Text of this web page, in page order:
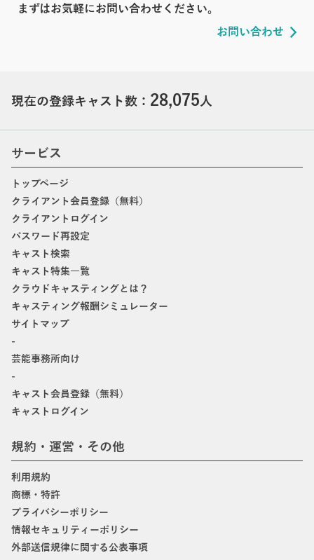
まずはお気軽にお問い合わせください。
お問い合わせ
現在の登録キャスト数： 28,075人
サービス
トップページ
クライアント会員登録（無料）
クライアントログイン
パスワード再設定
キャスト検索
キャスト特集一覧
クラウドキャスティングとは？
キャスティング報酬シミュレーター
サイトマップ
-
芸能事務所向け
-
キャスト会員登録（無料）
キャストログイン
規約・運営・その他
利用規約
商標・特許
プライバシーポリシー
情報セキュリティーポリシー
外部送信規律に関する公表事項